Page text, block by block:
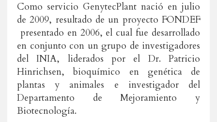
Como servicio GenytecPlant nació en julio
de 2009, resultado de un proyecto FONDEF
presentado en 2006, el cual fue desarrollado
en conjunto con un grupo de investigadores
del INIA, liderados por el Dr. Patricio
Hinrichsen, bioquímico en genética de
plantas y animales e investigador del
Departamento de Mejoramiento y
Biotecnología.